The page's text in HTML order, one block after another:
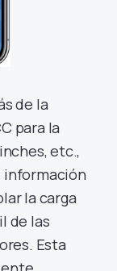
de la
para la
etc.,
información
la carga
de las
Esta